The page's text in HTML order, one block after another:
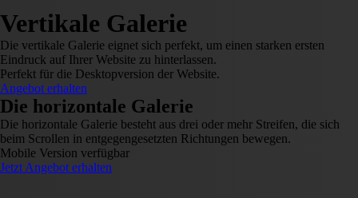
Vertikale Galerie
Die vertikale Galerie eignet sich perfekt, um einen starken ersten
Eindruck auf Ihrer Website zu hinterlassen.
Perfekt für die Desktopversion der Website.
Angebot erhalten
Die horizontale Galerie
Die horizontale Galerie besteht aus drei oder mehr Streifen, die sich
beim Scrollen in entgegengesetzten Richtungen bewegen.
Mobile Version verfügbar
Jetzt Angebot erhalten